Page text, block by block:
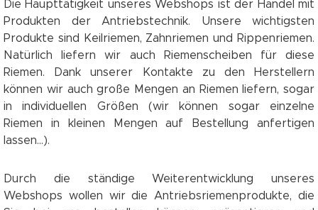
Die Haupttätigkeit unseres Webshops ist der Handel mit
Produkten der Antriebstechnik. Unsere wichtigsten
Produkte sind Keilriemen, Zahnriemen und Rippenriemen.
Natürlich liefern wir auch Riemenscheiben für diese
Riemen. Dank unserer Kontakte zu den Herstellern
können wir auch große Mengen an Riemen liefern, sogar
in individuellen Größen (wir können sogar einzelne
Riemen in kleinen Mengen auf Bestellung anfertigen
lassen...).
Durch die ständige Weiterentwicklung unseres
Webshops wollen wir die Antriebsriemenprodukte, die